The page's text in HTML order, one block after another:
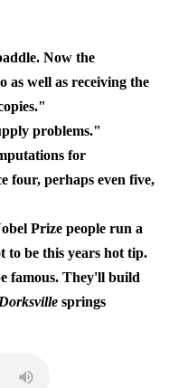
Now the
as well as receiving the
problems."
for
four, perhaps even five,
Prize people run a
to be this years hot tip.
famous. They'll build
Dorksville springs